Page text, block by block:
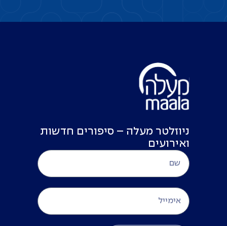
ניוזלטר מעלה – סיפורים חדשות
ואירועים